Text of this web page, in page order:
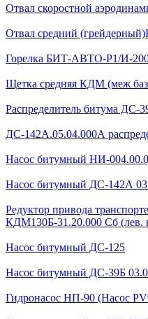
Отвал скоростной
Отвал средний
Горелка БИТ-АВТО-Р1/И-
Щетка средняя КДМ (меж
Распределитель битума ДС-
ДС-142А.05.04.000А
Насос битумный НИ-
Насос битумный ДС-142А
Редуктор привода
КДМ130Б-31.20.000 Сб (лев.
Насос битумный ДС-125
Насос битумный ДС-39Б
Гидронасос НП-90 (Насос